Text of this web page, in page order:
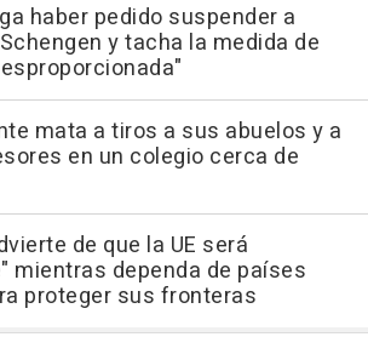
haber pedido suspender a
y tacha la medida de
mata a tiros a sus abuelos y a
en un colegio cerca de
de que la UE será
mientras dependa de países
proteger sus fronteras